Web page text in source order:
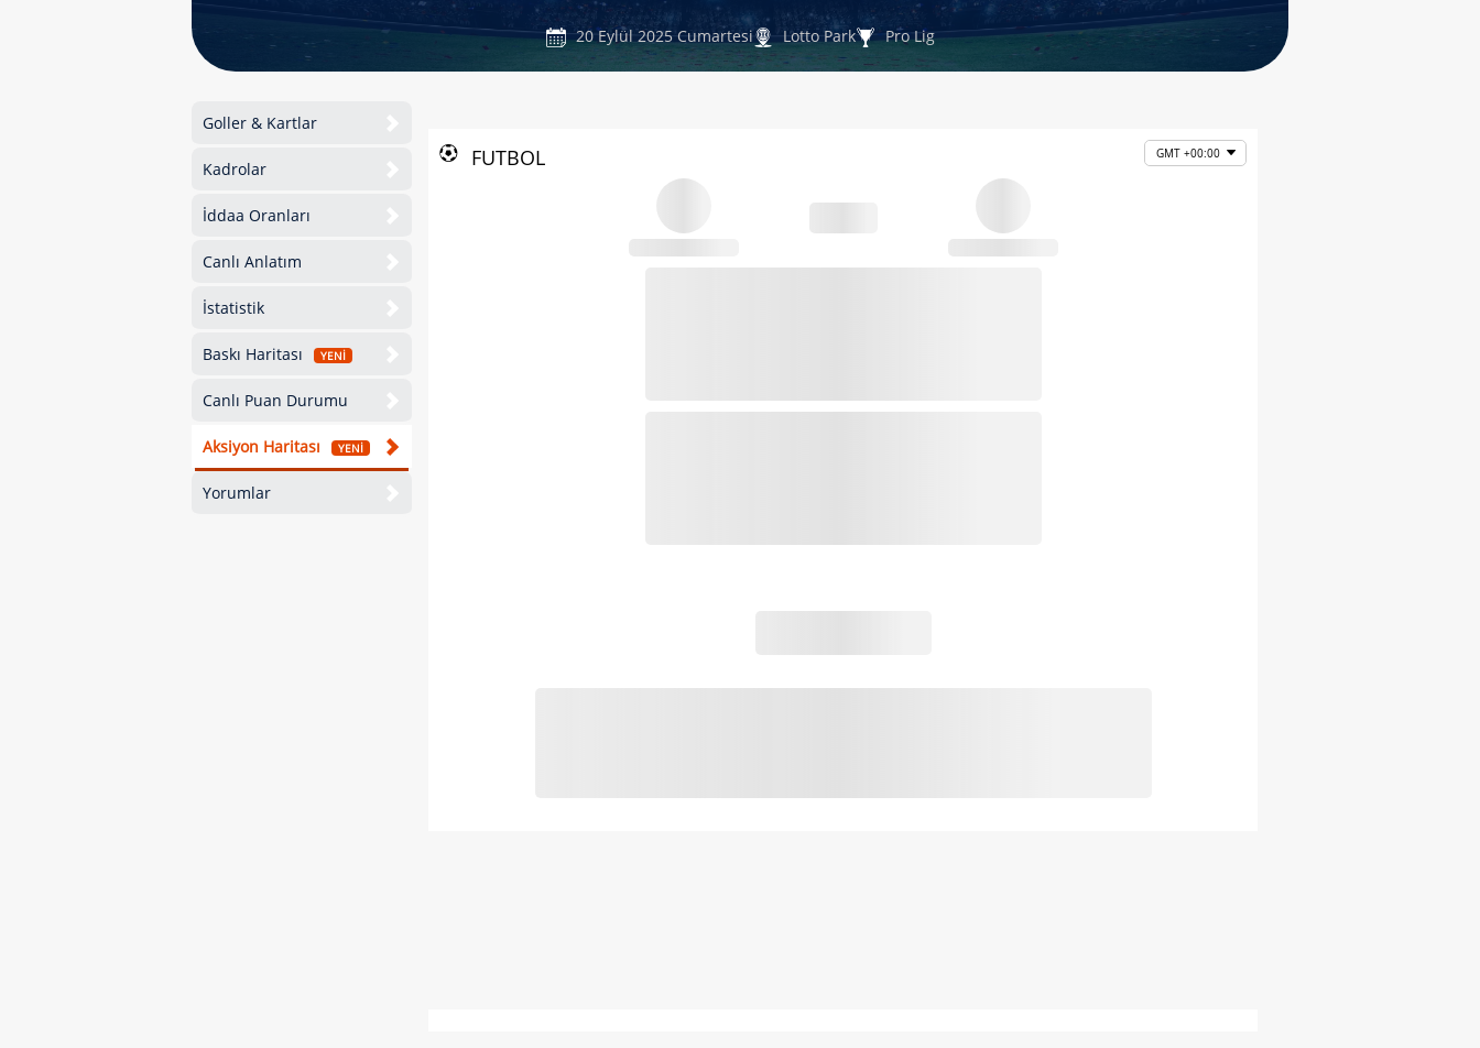
20 Eylül 2025 Cumartesi Lotto Park Pro Lig
Goller & Kartlar
Kadrolar
İddaa Oranları
Canlı Anlatım
İstatistik
Baskı Haritası YENİ
Canlı Puan Durumu
Aksiyon Haritası YENİ
Yorumlar
FUTBOL GMT +00:00